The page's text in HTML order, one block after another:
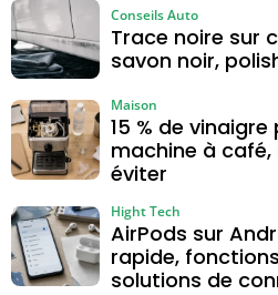
Trace noire sur
savon noir,
Conseils Auto
15 % de
machine à
éviter
Maison
AirPods sur
rapide,
solutions de
Hight Tech